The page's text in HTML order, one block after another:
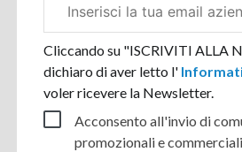
aziendale
Cliccando su "ISCRIVITI ALLA
dichiaro di aver letto l'
voler ricevere la Newsletter.
Acconsento all'invio di
promozionali e